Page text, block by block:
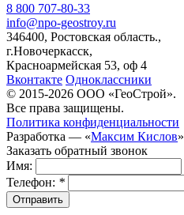
8 800 707-80-33
info@npo-geostroy.ru
346400, Ростовская область.,
г.Новочеркасск,
Красноармейская 53, оф 4
Вконтакте Одноклассники
© 2015-2026 ООО «ГеоСтрой».
Все права защищены.
Политика конфиденциальности
Разработка — «Максим Кислов»
Заказать обратный звонок
Имя:
Телефон: *
Отправить